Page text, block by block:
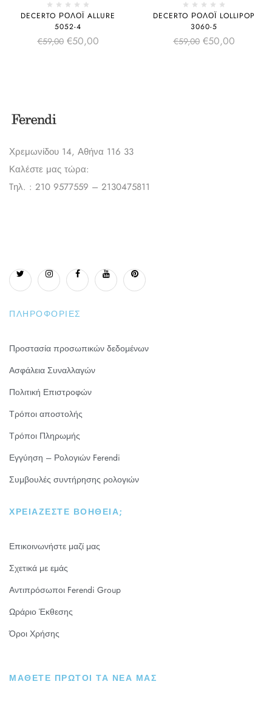
DECERTO ΡΟΛΌΙ ALLURE
5052-4
€59,00 €50,00
DECERTO ΡΟΛΌΙ LOLLIPOP
3060-5
€59,00 €50,00
Χρεμωνίδου 14, Αθήνα 116 33
Καλέστε μας τώρα:
Tηλ. : 210 9577559 – 2130475811
ΠΛΗΡΟΦΟΡΊΕΣ
Προστασία προσωπικών δεδομένων
Ασφάλεια Συναλλαγών
Πολιτική Επιστροφών
Τρόποι αποστολής
Τρόποι Πληρωμής
Εγγύηση – Ρολογιών Ferendi
Συμβουλές συντήρησης ρολογιών
ΧΡΕΙΆΖΕΣΤΕ ΒΟΉΘΕΙΑ;
Επικοινωνήστε μαζί μας
Σχετικά με εμάς
Αντιπρόσωποι Ferendi Group
Ωράριο Έκθεσης
Όροι Χρήσης
ΜΑΘΕΤΕ ΠΡΩΤΟΙ ΤΑ ΝΕΑ ΜΑΣ